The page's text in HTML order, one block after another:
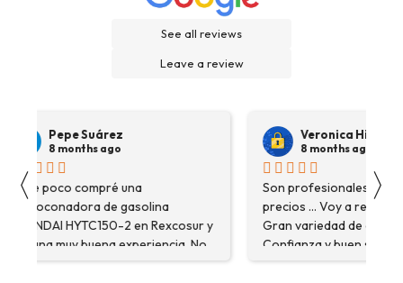
See all reviews
Leave a review
〈
Pepe Suárez
8 months ago
Hace poco compré una
destoconadora de gasolina
HYUNDAI HYTC150-2 en Rexcosur y
fue una muy buena experiencia. No
solo me encontré el producto que
Veronica Hidalgo
8 months ago
Son profesionales ,
precios ... Voy a repetir
Gran variedad de
Confianza y buen servicio.
〉